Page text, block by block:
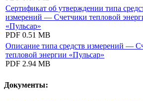
Сертификат об утверждении типа
измерений — Счетчики тепловой
«Пульсар»
PDF 0.51 MB
Описание типа средств измерений —
тепловой энергии «Пульсар»
PDF 2.94 MB
Документы: